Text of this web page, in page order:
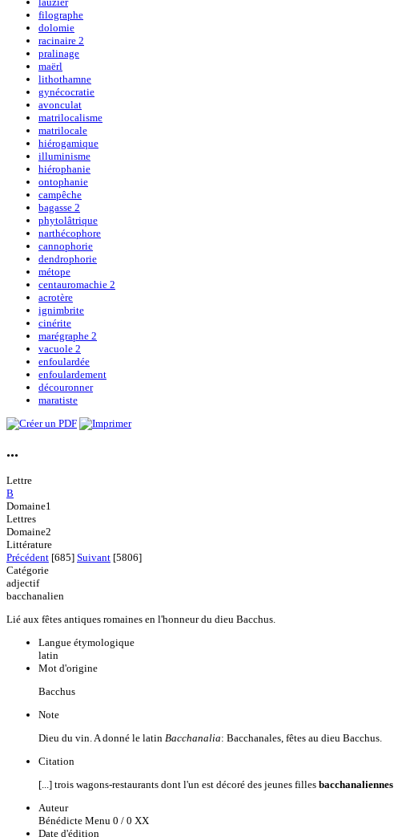
filographe
dolomie
racinaire 2
pralinage
maërl
lithothamne
gynécocratie
avonculat
matrilocalisme
matrilocale
hiérogamique
illuminisme
hiérophanie
ontophanie
campêche
bagasse 2
phytolâtrique
narthécophore
cannophorie
dendrophorie
métope
centauromachie 2
acrotère
ignimbrite
cinérite
marégraphe 2
vacuole 2
enfoulardée
enfoulardement
découronner
maratiste
...
Lettre
B
Domaine1
Lettres
Domaine2
Littérature
Précédent [685] Suivant [5806]
Catégorie
adjectif
bacchanalien
Lié aux fêtes antiques romaines en l'honneur du dieu Bacchus.
Langue étymologique
latin
Mot d'origine
Bacchus
Note
Dieu du vin. A donné le latin Bacchanalia: Bacchanales, fêtes au dieu Bacchus.
Citation
[...] trois wagons-restaurants dont l'un est décoré des jeunes filles bacchanaliennes
Auteur
Bénédicte Menu 0 / 0 XX
Date d'édition